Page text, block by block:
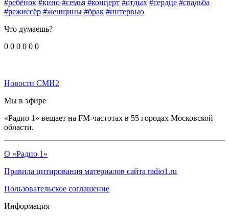
#ребёнок #кино #семья #концерт #отдых #сердце #свадьба
#режиссёр #женщины #брак #интервью
Что думаешь?
0 0 0 0 0 0
Новости СМИ2
Мы в эфире
«Радио 1» вещает на FM-частотах в 55 городах Московской
области.
О «Радио 1»
Правила цитирования материалов сайта radio1.ru
Пользовательское соглашение
Информация